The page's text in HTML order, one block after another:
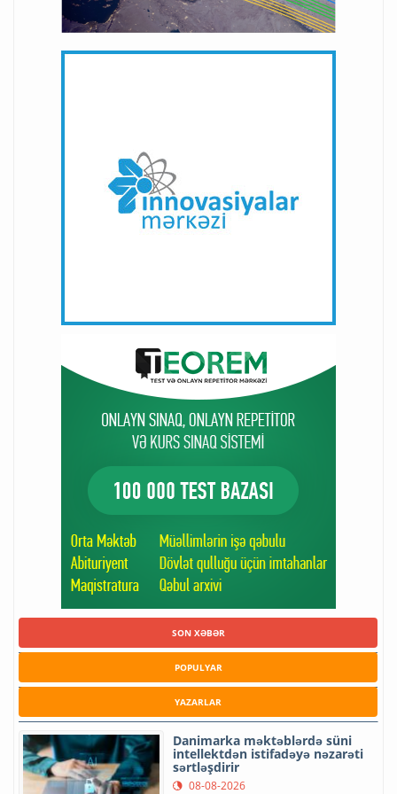
SON XƏBƏR
POPULYAR
YAZARLAR
Danimarka məktəblərdə süni
intellektdən istifadəyə nəzarəti
sərtləşdirir
08-08-2026